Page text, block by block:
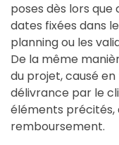
poses dès lors que
dates fixées dans
planning ou les
De la même
du projet, causé
délivrance par le
éléments précités,
remboursement.